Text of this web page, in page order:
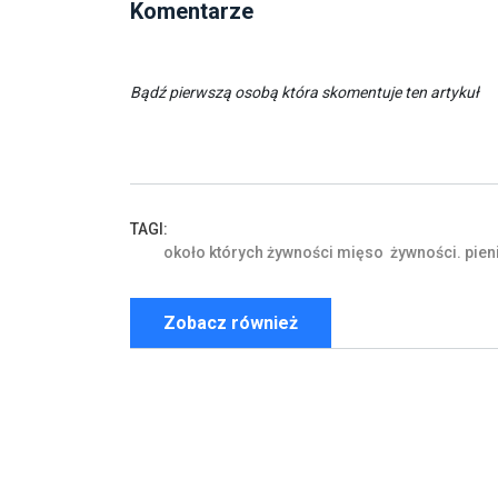
Komentarze
Bądź pierwszą osobą która skomentuje ten artykuł
TAGI:
około których żywności mięso żywności.
Zobacz również